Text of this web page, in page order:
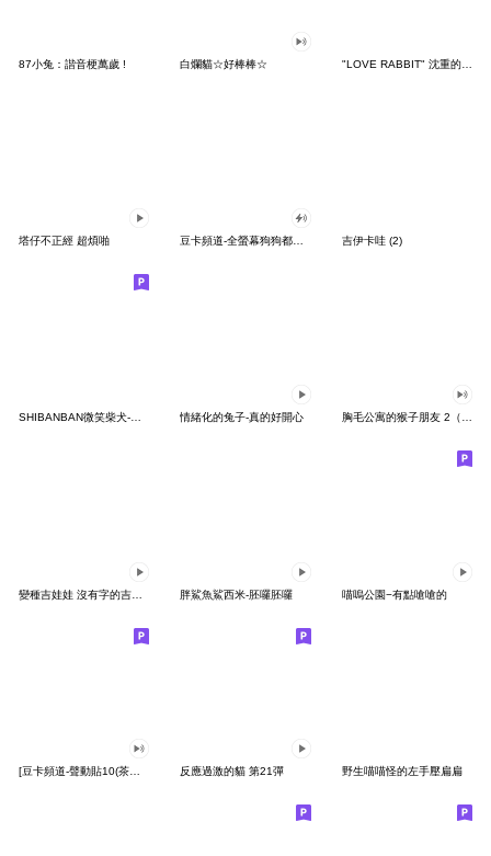
87小兔：諧音梗萬歲 ! 白爛貓☆好棒棒☆ "LOVE RABBIT" 沈重的愛 台灣版
塔仔不正經 超煩啪 吉伊卡哇 (2)
SHIBANBAN微笑柴犬-廢柴寶寶日常 情緒化的兔子-真的好開心 胸毛公寓的猴子朋友 2（有聲動態）
胖鯊魚鯊西米-胚囉胚囉 喵嗚公園−有點嗆嗆的
反應過激的貓 第21彈 野生喵喵怪的左手壓扁扁